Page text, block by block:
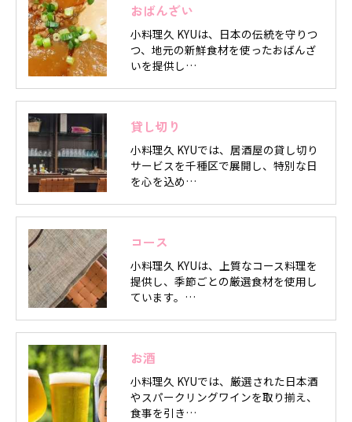
おばんざい
小料理久 KYUは、日本の伝統を守りつ
つ、地元の新鮮食材を使ったおばんざ
いを提供し…
貸し切り
小料理久 KYUでは、居酒屋の貸し切り
サービスを千種区で展開し、特別な日
を心を込め…
コース
小料理久 KYUは、上質なコース料理を
提供し、季節ごとの厳選食材を使用し
ています。…
お酒
小料理久 KYUでは、厳選された日本酒
やスパークリングワインを取り揃え、
食事を引き…